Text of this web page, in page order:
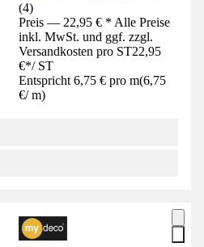
(4)
Preis — 22,95 € * Alle Preise
inkl. MwSt. und ggf. zzgl.
Versandkosten pro ST22,95
€*/ ST
Entspricht 6,75 € pro m(6,75
€/ m)